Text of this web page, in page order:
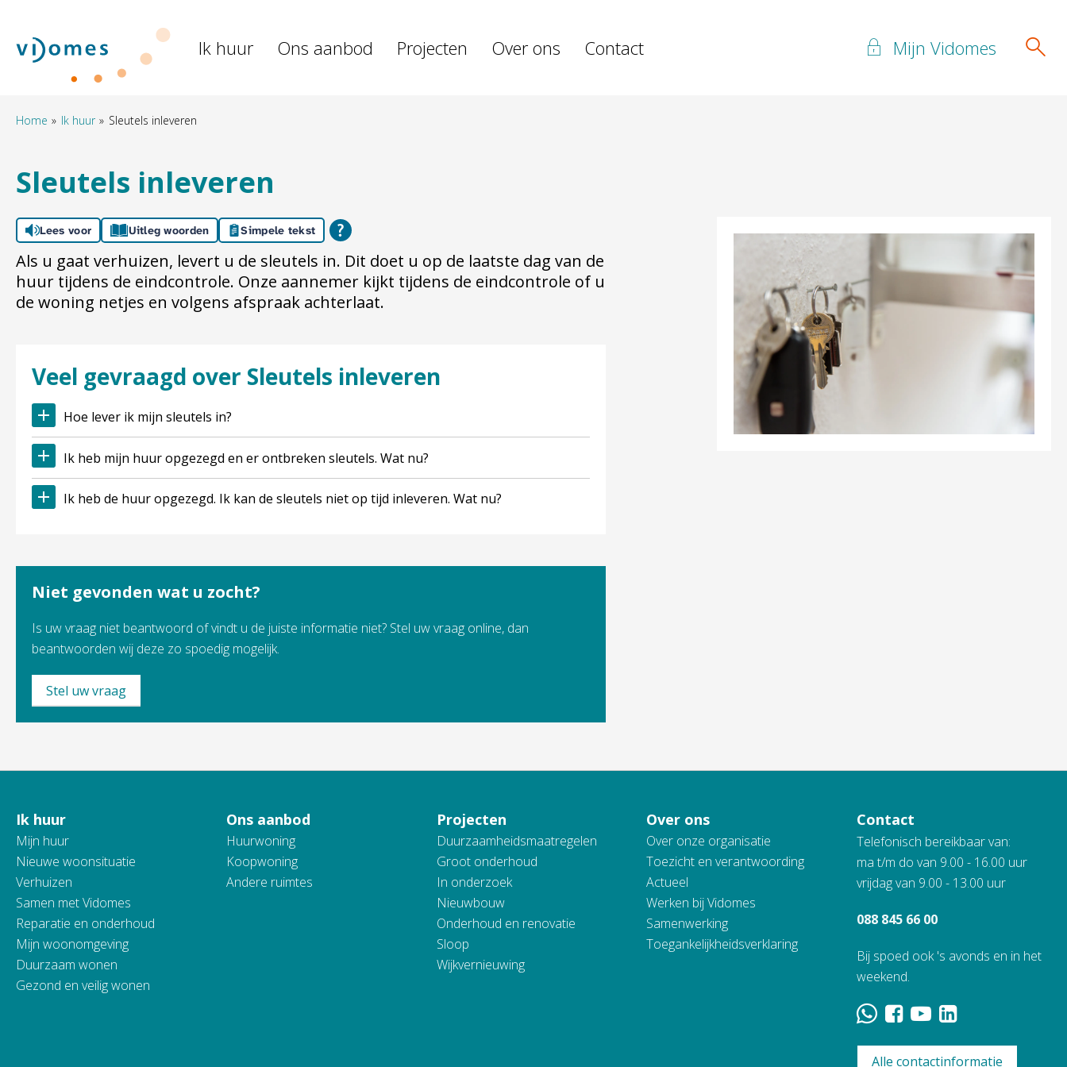
Naar hoofdinhoud
Naar hoofdnavigatiemenu
Naar zoeken
Naar de homepage Ik huur Ons aanbod Projecten Over ons Contact Mijn Vidomes
Home Ik huur Sleutels inleveren
Sleutels inleveren
Lees voor Uitleg woorden Simpele tekst
Als u gaat verhuizen, levert u de sleutels in. Dit doet u op de laatste dag van de
huur tijdens de eindcontrole. Onze aannemer kijkt tijdens de eindcontrole of u
de woning netjes en volgens afspraak achterlaat.
Veel gevraagd over Sleutels inleveren
Hoe lever ik mijn sleutels in?
Ik heb mijn huur opgezegd en er ontbreken sleutels. Wat nu?
Ik heb de huur opgezegd. Ik kan de sleutels niet op tijd inleveren. Wat nu?
Niet gevonden wat u zocht?
Is uw vraag niet beantwoord of vindt u de juiste informatie niet? Stel uw vraag online, dan
beantwoorden wij deze zo spoedig mogelijk.
Stel uw vraag
Contactinformatie
Ik huur
Mijn huur
Nieuwe woonsituatie
Verhuizen
Samen met Vidomes
Reparatie en onderhoud
Mijn woonomgeving
Duurzaam wonen
Gezond en veilig wonen
Ons aanbod
Huurwoning
Koopwoning
Andere ruimtes
Projecten
Duurzaamheidsmaatregelen
Groot onderhoud
In onderzoek
Nieuwbouw
Onderhoud en renovatie
Sloop
Wijkvernieuwing
Over ons
Over onze organisatie
Toezicht en verantwoording
Actueel
Werken bij Vidomes
Samenwerking
Toegankelijkheidsverklaring
Contact
Telefonisch bereikbaar van:
ma t/m do van 9.00 - 16.00 uur
vrijdag van 9.00 - 13.00 uur
088 845 66 00
Bij spoed ook 's avonds en in het
weekend.
Alle contactinformatie